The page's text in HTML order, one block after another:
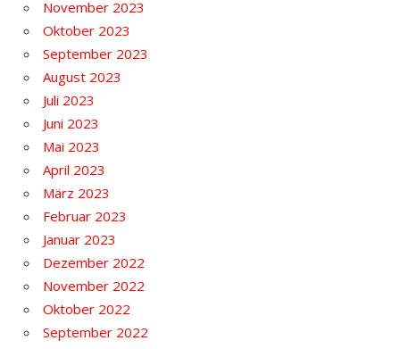
November 2023
Oktober 2023
September 2023
August 2023
Juli 2023
Juni 2023
Mai 2023
April 2023
März 2023
Februar 2023
Januar 2023
Dezember 2022
November 2022
Oktober 2022
September 2022